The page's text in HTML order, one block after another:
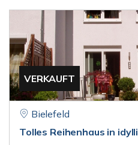
VERKAUFT
Bielefeld
Tolles Reihenhaus in